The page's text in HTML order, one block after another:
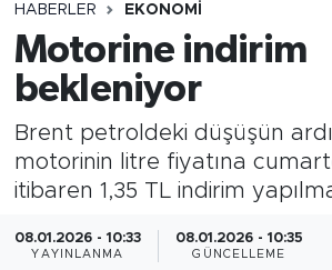
HABERLER EKONOMİ
Motorine indirim
bekleniyor
Brent petroldeki düşüşün
motorinin litre fiyatına
itibaren 1,35 TL indirim
08.01.2026 - 10:33
YAYINLANMA
08.01.2026 - 10:35
GÜNCELLEME